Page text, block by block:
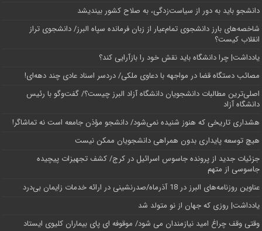
دانشجو باید به دور از سیاست‌زدگی، به صلاح کشور بیندیشد
شاخصه‌های بارز دانشجوی تمام‌عیار از زبان فرمانده سپاه البرز/ دانشجوی تراز
انقلاب کیست؟
یادداشت| چرا دانشگاه باید نقش خود را بازآرایی کند؟
مصائب دستگاه قضا در مواجهه با دعاوی ملکی/ دردسر اسناد عادی چند‌ دهه‌ای!
اصلی‌ترین مطالبات دانشجویان دانشگاه آزاد البرز چیست؟/ گفت‌وگو با رئیس
دانشگاه آز‌اد
هشداری تاریخی که هنوز شنیده نمی‌شود/ دانشجو مؤذن جامعه است نه تماشاگر!
هیچ توسعه پایداری بدون همراهی دانشجویان ممکن نیست
جزئیات جدید از پرونده جاسوس اسرائیل در کرج/‌ کشف تجهیزات پیچیده
جاسوسی از متهم
عناوین روزنامه‌های البرز در ‌18 آذرماه/صدرنشینی در ارائه خدمات زایمان بی‌درد
یادداشت| روزی که جهان از نو متولد شد
وقتی وقف چراغ امید نیازمندان می شود/ موقوفه ای پای بیماران کلیوی ایستاد